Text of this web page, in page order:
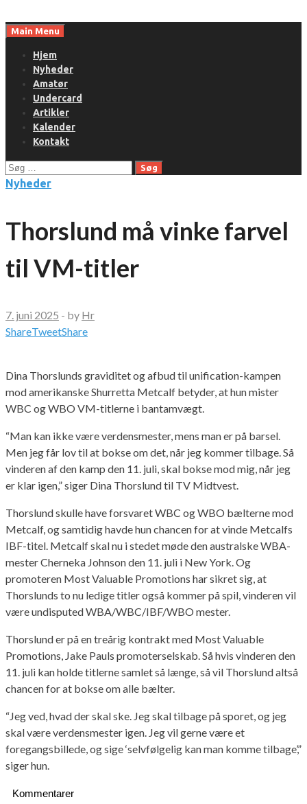
toMain Menu
Hjem
Nyheder
Amatør
Undercard
Artikler
Kalender
Kontakt
Søg
efter:
Nyheder
Thorslund må vinke farvel
til VM-titler
7. juni 2025 - by Hr
ShareTweetShare
Dina Thorslunds graviditet og afbud til unification-kampen
mod amerikanske Shurretta Metcalf betyder, at hun mister
WBC og WBO VM-titlerne i bantamvægt.
“Man kan ikke være verdensmester, mens man er på barsel.
Men jeg får lov til at bokse om det, når jeg kommer tilbage. Så
vinderen af den kamp den 11. juli, skal bokse mod mig, når jeg
er klar igen,” siger Dina Thorslund til TV Midtvest.
Thorslund skulle have forsvaret WBC og WBO bælterne mod
Metcalf, og samtidig havde hun chancen for at vinde Metcalfs
IBF-titel. Metcalf skal nu i stedet møde den australske WBA-
mester Cherneka Johnson den 11. juli i New York. Og
promoteren Most Valuable Promotions har sikret sig, at
Thorslunds to nu ledige titler også kommer på spil, vinderen vil
være undisputed WBA/WBC/IBF/WBO mester.
Thorslund er på en treårig kontrakt med Most Valuable
Promotions, Jake Pauls promoterselskab. Så hvis vinderen den
11. juli kan holde titlerne samlet så længe, så vil Thorslund altså
chancen for at bokse om alle bælter.
“Jeg ved, hvad der skal ske. Jeg skal tilbage på sporet, og jeg
skal være verdensmester igen. Jeg vil gerne være et
foregangsbillede, og sige ‘selvfølgelig kan man komme tilbage’,”
siger hun.
Kommentarer